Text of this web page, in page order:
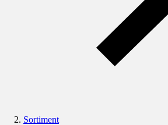
Sortiment